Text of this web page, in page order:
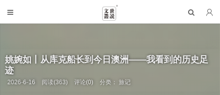
姚婉如丨从库克船长到今日澳洲——我看到的历史足
迹
2026-6-16 阅读(363) 评论(0) 分类：旅记